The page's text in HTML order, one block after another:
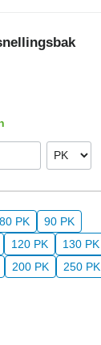
80 PK
90 PK
120 PK
130 PK
200 PK
250 PK